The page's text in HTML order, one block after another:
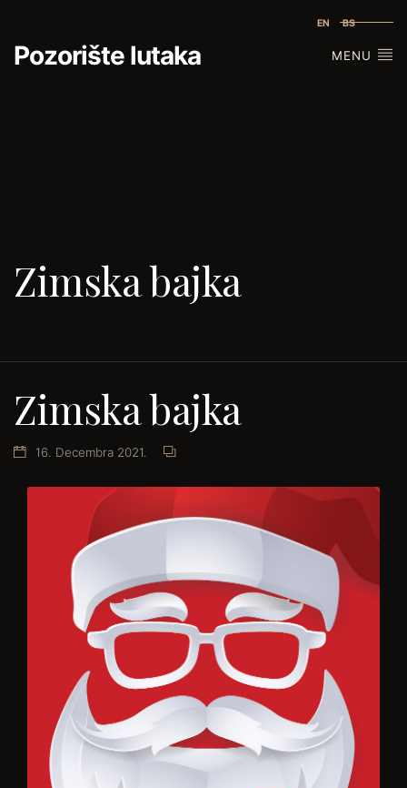
EN BS
Pozorište lutaka MENU
Zimska bajka
Zimska bajka
16. Decembra 2021.